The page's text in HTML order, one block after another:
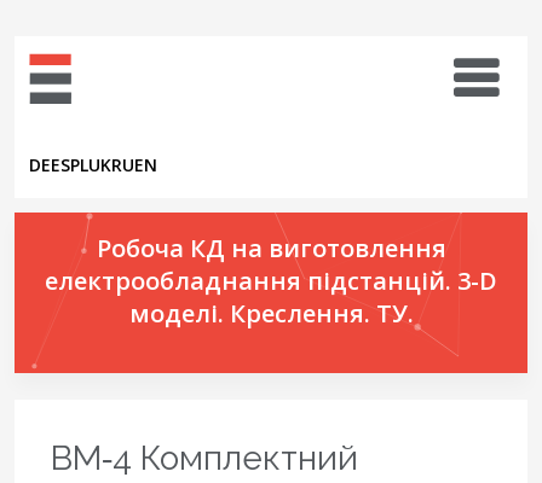
DEESPLUKRUEN
Робоча КД на виготовлення
електрообладнання підстанцій. 3-D
моделі. Креслення. ТУ.
ВМ‑4 Комплектний